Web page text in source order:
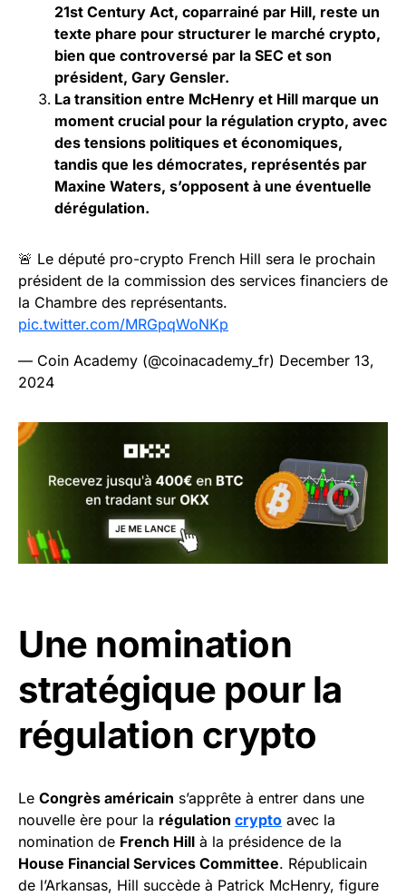
21st Century Act, coparrainé par Hill, reste un
texte phare pour structurer le marché crypto,
bien que controversé par la SEC et son
président, Gary Gensler.
La transition entre McHenry et Hill marque un
moment crucial pour la régulation crypto, avec
des tensions politiques et économiques,
tandis que les démocrates, représentés par
Maxine Waters, s’opposent à une éventuelle
dérégulation.
🚨 Le député pro-crypto French Hill sera le prochain
président de la commission des services financiers de
la Chambre des représentants.
pic.twitter.com/MRGpqWoNKp
— Coin Academy (@coinacademy_fr) December 13,
2024
Une nomination
stratégique pour la
régulation crypto
Le Congrès américain s’apprête à entrer dans une
nouvelle ère pour la régulation crypto avec la
nomination de French Hill à la présidence de la
House Financial Services Committee. Républicain
de l’Arkansas, Hill succède à Patrick McHenry, figure